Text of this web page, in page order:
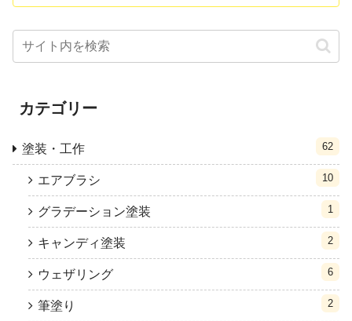
カテゴリー
塗装・工作 62
エアブラシ 10
グラデーション塗装 1
キャンディ塗装 2
ウェザリング 6
筆塗り 2